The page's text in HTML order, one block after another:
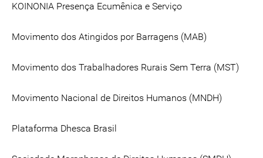
KOINONIA Presença Ecumênica e Serviço
Movimento dos Atingidos por Barragens (MAB)
Movimento dos Trabalhadores Rurais Sem Terra (MST)
Movimento Nacional de Direitos Humanos (MNDH)
Plataforma Dhesca Brasil